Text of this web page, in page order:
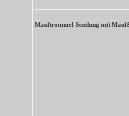
Maultrommel-Sendung mit